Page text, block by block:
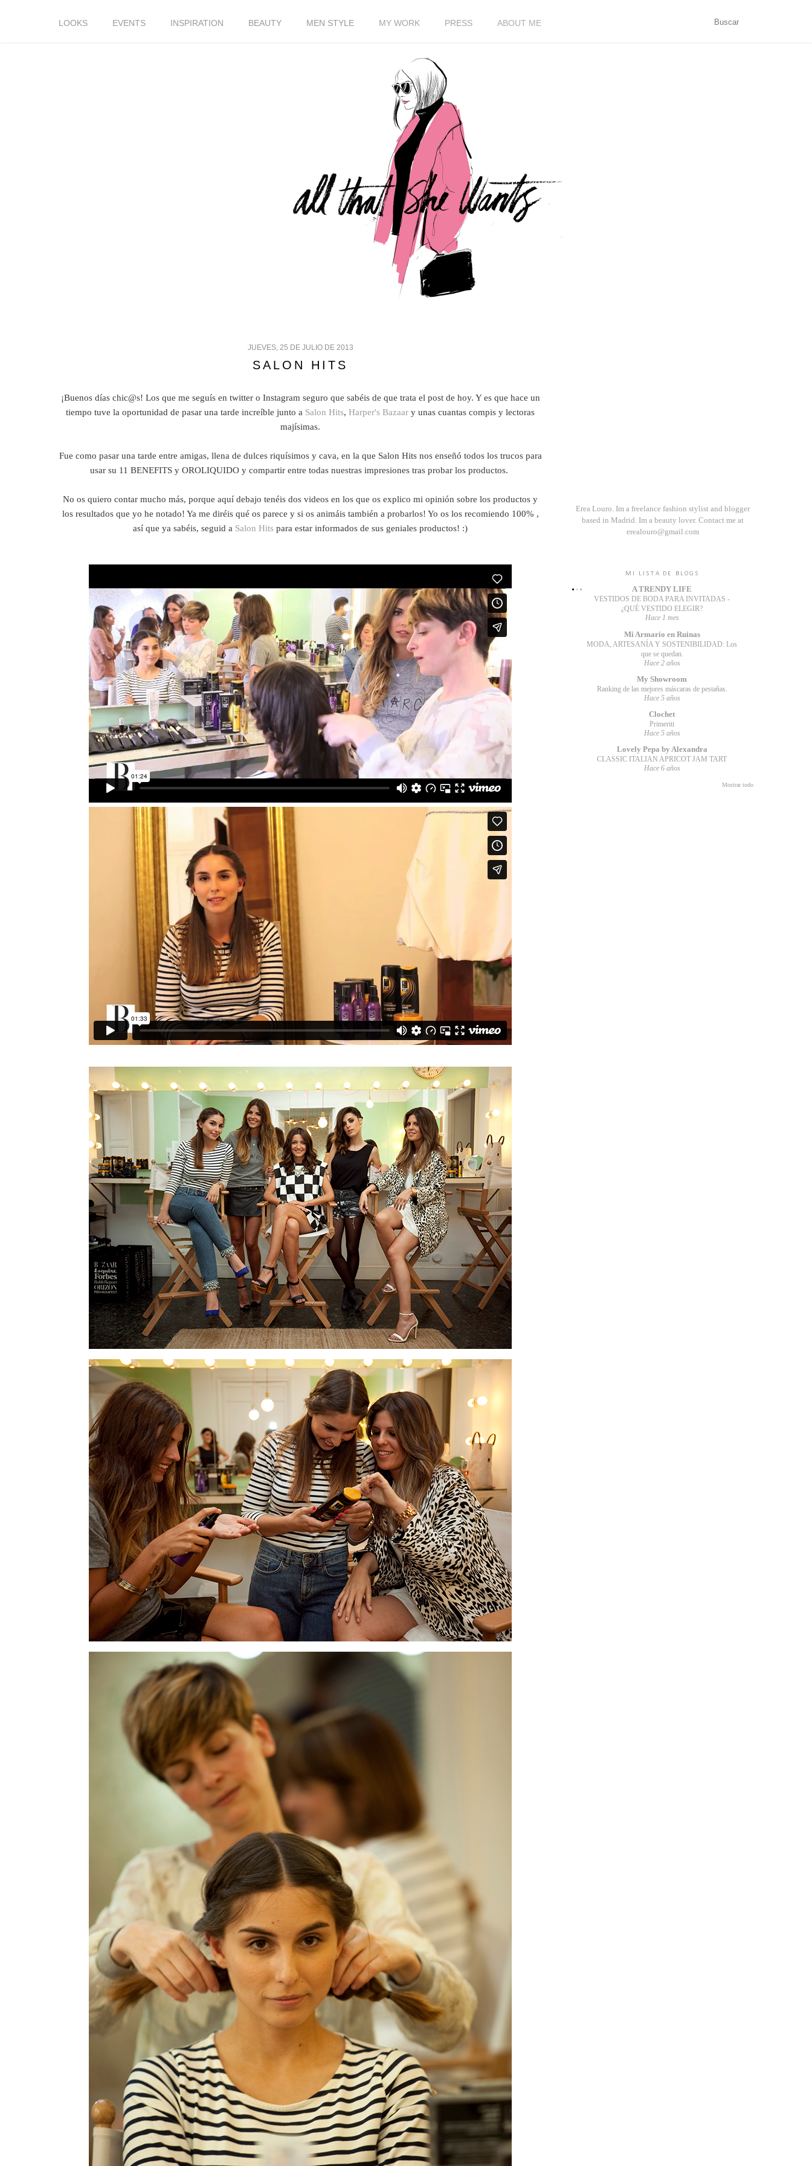
LOOKS EVENTS INSPIRATION BEAUTY MEN STYLE MY WORK PRESS ABOUT ME
JUEVES, 25 DE JULIO DE 2013
SALON HITS
¡Buenos días chic@s! Los que me seguís en twitter o Instagram seguro que sabéis de que trata el post de hoy. Y es que hace un
tiempo tuve la oportunidad de pasar una tarde increíble junto a Salon Hits, Harper's Bazaar y unas cuantas compis y lectoras
majísimas.
Fue como pasar una tarde entre amigas, llena de dulces riquísimos y cava, en la que Salon Hits nos enseñó todos los trucos para
usar su 11 BENEFITS y OROLIQUIDO y compartir entre todas nuestras impresiones tras probar los productos.
No os quiero contar mucho más, porque aquí debajo tenéis dos videos en los que os explico mi opinión sobre los productos y
los resultados que yo he notado! Ya me diréis qué os parece y si os animáis también a probarlos! Yo os los recomiendo 100% ,
así que ya sabéis, seguid a Salon Hits para estar informados de sus geniales productos! :)
Erea Louro. Im a freelance fashion stylist and blogger
based in Madrid. Im a beauty lover. Contact me at
erealouro@gmail.com
MI LISTA DE BLOGS
A TRENDY LIFE
VESTIDOS DE BODA PARA INVITADAS -
¿QUÉ VESTIDO ELEGIR?
Hace 1 mes
Mi Armario en Ruinas
MODA, ARTESANÍA Y SOSTENIBILIDAD: Los
que se quedan.
Hace 2 años
My Showroom
Ranking de las mejores máscaras de pestañas.
Hace 5 años
Clochet
Primeriti
Hace 5 años
Lovely Pepa by Alexandra
CLASSIC ITALIAN APRICOT JAM TART
Hace 6 años
Mostrar todo